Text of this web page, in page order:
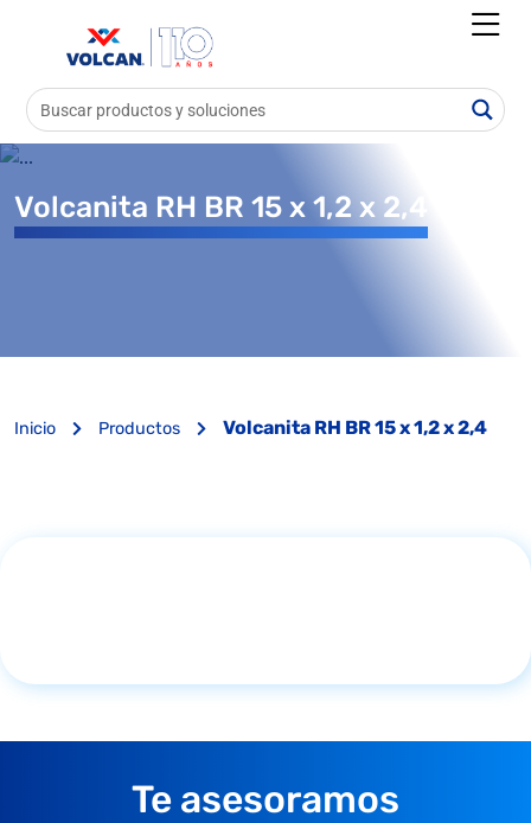
Volcanita RH BR 15 x 1,2 x 2,4
Inicio Productos Volcanita RH BR 15 x 1,2 x 2,4
Te asesoramos